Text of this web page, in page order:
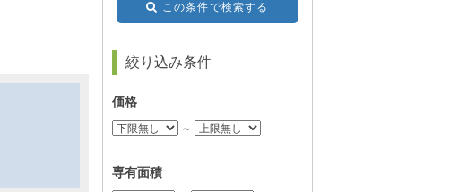
この条件で検索する
絞り込み条件
価格
～
専有面積